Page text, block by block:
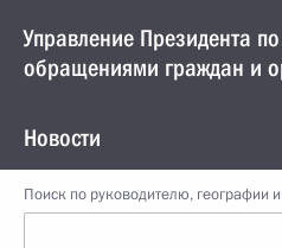
Управление Президента
обращениями граждан и
Новости
Поиск по руководителю, географии